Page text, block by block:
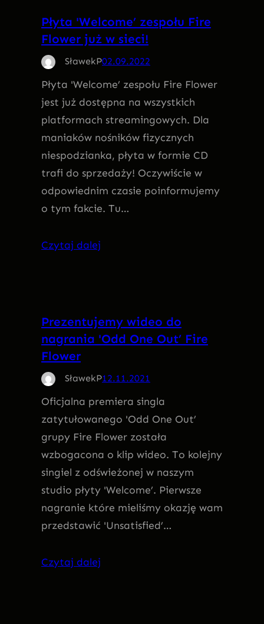
Płyta 'Welcome’ zespołu Fire
Flower już w sieci!
SławekP02.09.2022
Płyta 'Welcome’ zespołu Fire Flower
jest już dostępna na wszystkich
platformach streamingowych. Dla
maniaków nośników fizycznych
niespodzianka, płyta w formie CD
trafi do sprzedaży! Oczywiście w
odpowiednim czasie poinformujemy
o tym fakcie. Tu…
Czytaj dalej
Prezentujemy wideo do
nagrania 'Odd One Out’ Fire
Flower
SławekP12.11.2021
Oficjalna premiera singla
zatytułowanego 'Odd One Out’
grupy Fire Flower została
wzbogacona o klip wideo. To kolejny
singiel z odświeżonej w naszym
studio płyty 'Welcome’. Pierwsze
nagranie które mieliśmy okazję wam
przedstawić 'Unsatisfied’…
Czytaj dalej